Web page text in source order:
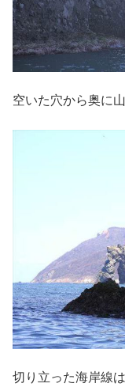
空いた穴から奥に
切り立った海岸線